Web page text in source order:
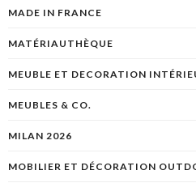
MADE IN FRANCE
MATÉRIAUTHÈQUE
MEUBLE ET DECORATION
MEUBLES & CO.
MILAN 2026
MOBILIER ET DÉCORATION